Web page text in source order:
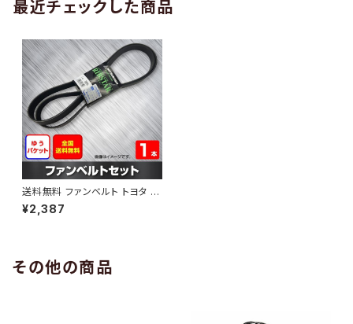
最近チェックした商品
送料無料 ファンベルト トヨタ W
iLLVS 型式NZE127 H14.01～
H15.06 （国内トップメーカー） 1
¥2,387
その他の商品